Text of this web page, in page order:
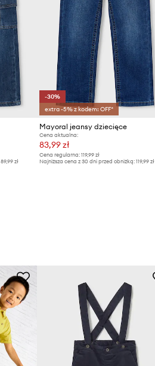
89,99 zł
-30%
extra -5% z kodem: OFF*
Mayoral jeansy dziecięce
Cena aktualna:
83,99 zł
Cena regularna: 119,99 zł
Najniższa cena z 30 dni przed obniżką: 119,99 zł